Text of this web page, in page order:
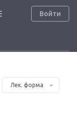
Войти
Лек. форма